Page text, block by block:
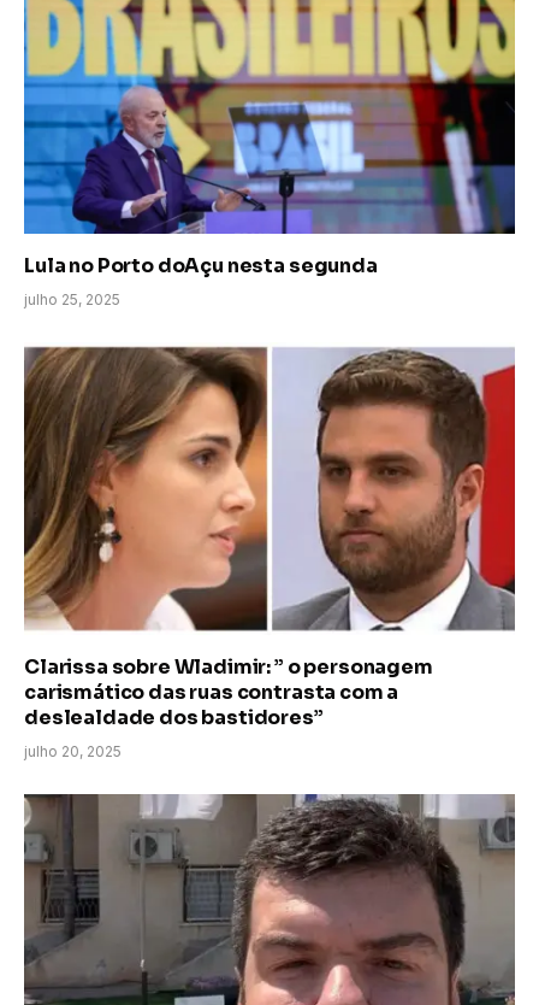
Lula no Porto doAçu nesta segunda
julho 25, 2025
Clarissa sobre Wladimir: ” o personagem
carismático das ruas contrasta com a
deslealdade dos bastidores”
julho 20, 2025